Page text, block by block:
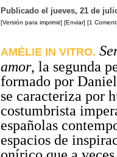
Publicado el jueves, 21 de
[Versión para imprimir] [Enviar] [1
AMÉLIE IN VITRO.
amor, la segunda
formado por
se caracteriza por
costumbrista
españolas
espacios de